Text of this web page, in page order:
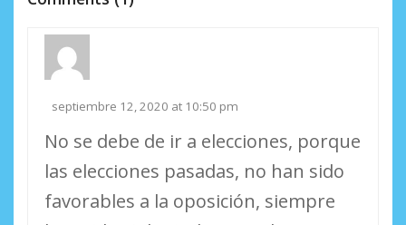
septiembre 12, 2020 at 10:50 pm
No se debe de ir a elecciones, porque
las elecciones pasadas, no han sido
favorables a la oposición, siempre